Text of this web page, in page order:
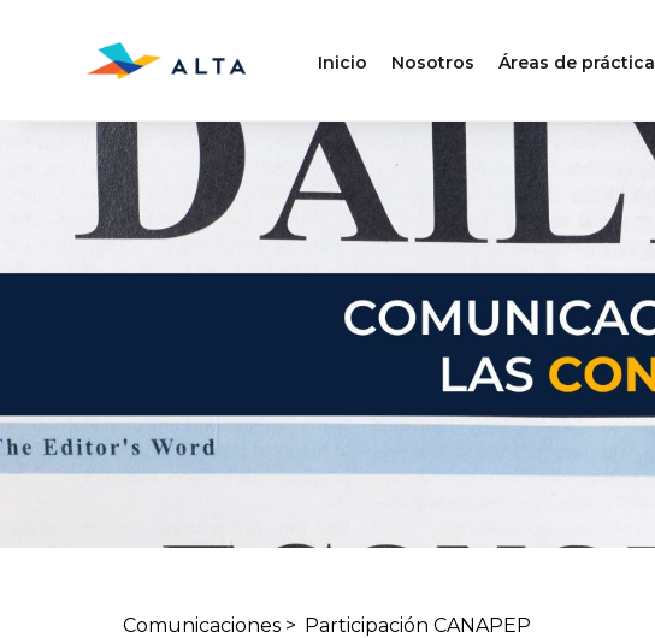
Inicio Nosotros Áreas de práctica
Comunicaciones > Participación CANAPEP